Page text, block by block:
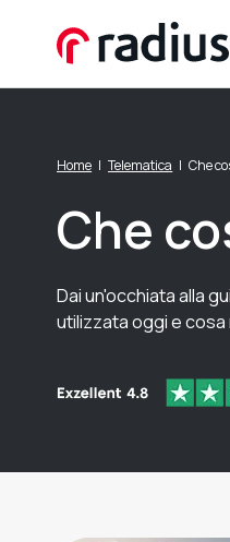
Home Telematica Che
Che
Dai un'occhiata alla
utilizzata oggi e